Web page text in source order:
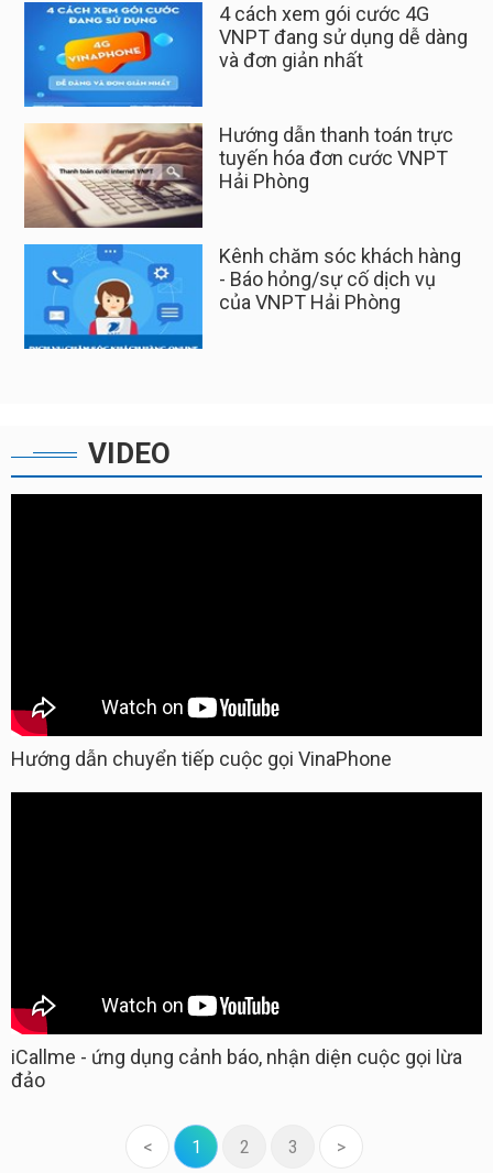
4 cách xem gói cước 4G
VNPT đang sử dụng dễ dàng
và đơn giản nhất
Hướng dẫn thanh toán trực
tuyến hóa đơn cước VNPT
Hải Phòng
Kênh chăm sóc khách hàng
- Báo hỏng/sự cố dịch vụ
của VNPT Hải Phòng
Tất cả nguyên nhân & Cách
khắc phục khi chữ ký số
VNPT bị lỗi
Hướng dẫn báo hỏng dịch vụ
qua ứng dụng My VNPT
SIM BIG50Y - DATA KHỎE
CƯỚC RẺ
VIDEO
Hướng dẫn chuyển tiếp cuộc gọi VinaPhone
iCallme - ứng dụng cảnh báo, nhận diện cuộc gọi lừa
đảo
< 1 2 3 >